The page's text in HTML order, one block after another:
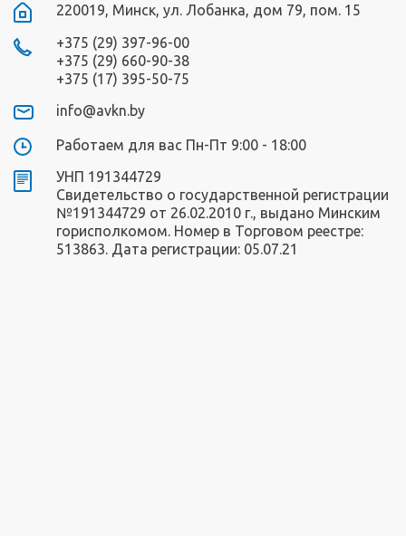
220019, Минск, ул. Лобанка, дом 79, пом. 15
+375 (29) 397-96-00
+375 (29) 660-90-38
+375 (17) 395-50-75
info@avkn.by
Работаем для вас Пн-Пт 9:00 - 18:00
УНП 191344729
Свидетельство о государственной регистрации
№191344729 от 26.02.2010 г., выдано Минским
горисполкомом. Номер в Торговом реестре:
513863. Дата регистрации: 05.07.21